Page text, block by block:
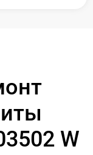
W